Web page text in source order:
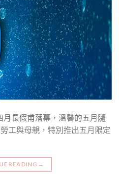
月長假甫落幕，溫馨的五月隨
工與母親，特別推出五月限定
READING →